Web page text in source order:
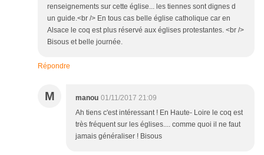
renseignements sur cette église... les tiennes sont dignes d
un guide.<br /> En tous cas belle église catholique car en
Alsace le coq est plus réservé aux églises protestantes. <br />
Bisous et belle journée.
Répondre
M manou 01/11/2017 21:09
Ah tiens c'est intéressant ! En Haute- Loire le coq est
très fréquent sur les églises.... comme quoi il ne faut
jamais généraliser ! Bisous